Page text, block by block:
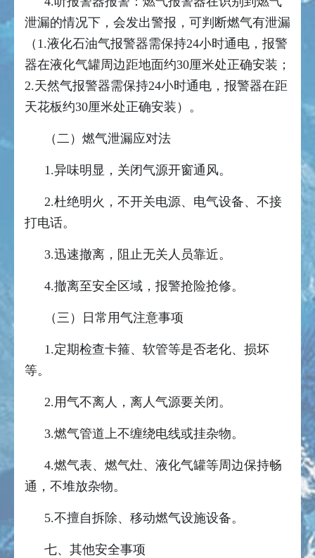
泄漏的情况下，会发出警报，可判断燃气有泄漏
（1.液化石油气报警器需保持24小时通电，报警
器在液化气罐周边距地面约30厘米处正确安装；
2.天然气报警器需保持24小时通电，报警器在距
天花板约30厘米处正确安装）。
（二）燃气泄漏应对法
1.异味明显，关闭气源开窗通风。
2.杜绝明火，不开关电源、电气设备、不接
打电话。
3.迅速撤离，阻止无关人员靠近。
4.撤离至安全区域，报警抢险抢修。
（三）日常用气注意事项
1.定期检查卡箍、软管等是否老化、损坏
等。
2.用气不离人，离人气源要关闭。
3.燃气管道上不缠绕电线或挂杂物。
4.燃气表、燃气灶、液化气罐等周边保持畅
通，不堆放杂物。
5.不擅自拆除、移动燃气设施设备。
七、其他安全事项